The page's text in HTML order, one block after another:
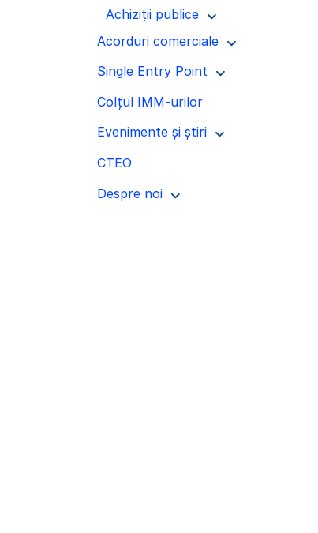
Achiziții publice
Acorduri comerciale
Single Entry Point
Colțul IMM-urilor
Evenimente și știri
CTEO
Despre noi